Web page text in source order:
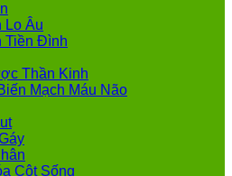
Lo Âu
Tiền Đình
Thần Kinh
Mạch Máu Não
Cột Sống